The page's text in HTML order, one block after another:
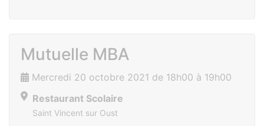
Mutuelle MBA
Mercredi 20 octobre 2021 de 18h00 à 19h00
Restaurant Scolaire
Saint Vincent sur Oust